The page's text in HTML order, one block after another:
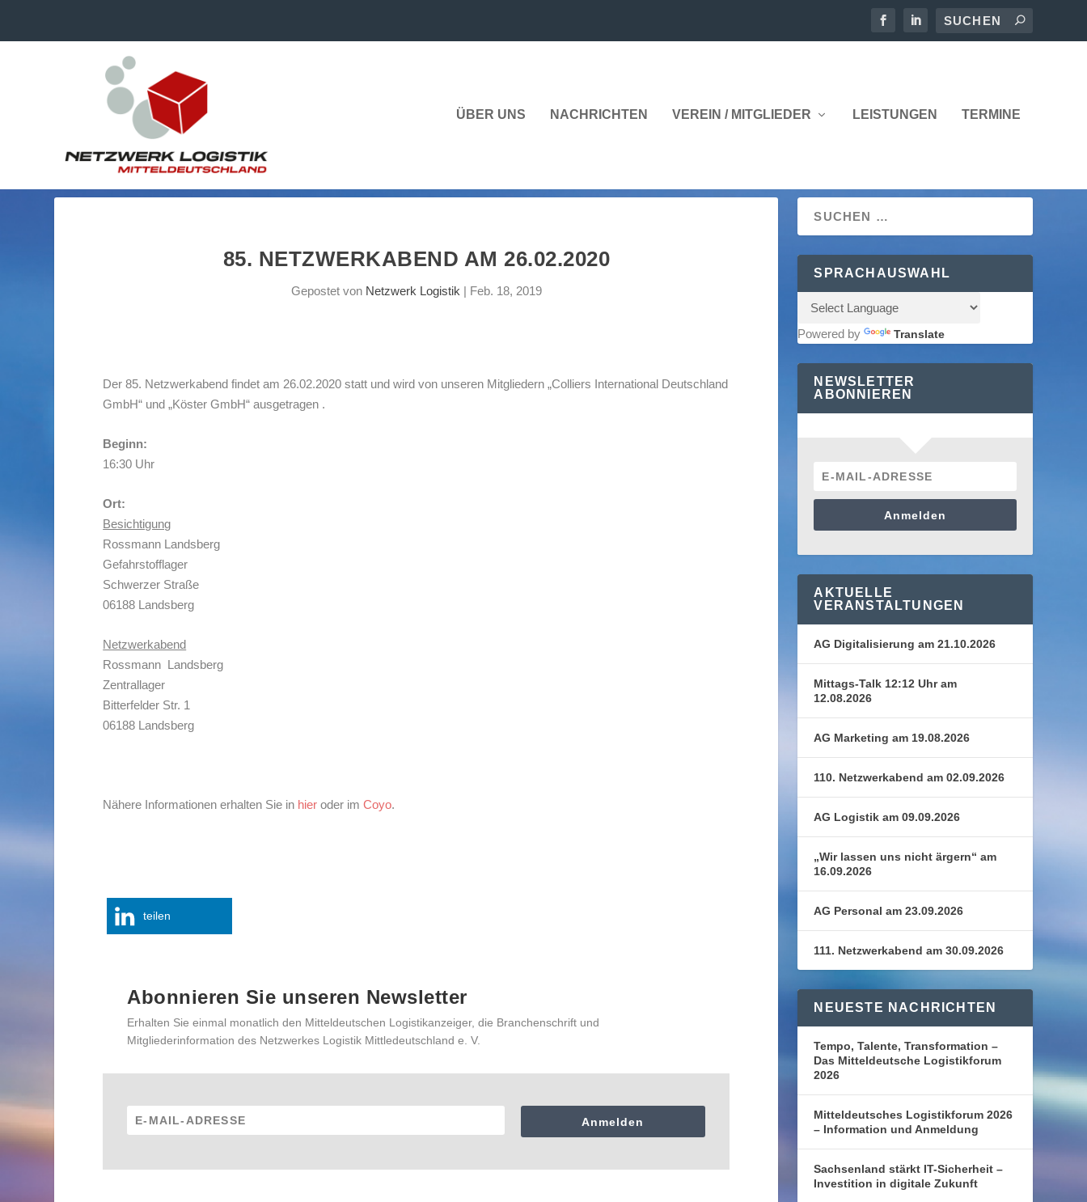
ÜBER UNS NACHRICHTEN VEREIN / MITGLIEDER LEISTUNGEN TERMINE
85. NETZWERKABEND AM 26.02.2020
Gepostet von Netzwerk Logistik | Feb. 18, 2019
Der 85. Netzwerkabend findet am 26.02.2020 statt und wird von unseren Mitgliedern „Colliers International Deutschland
GmbH“ und „Köster GmbH“ ausgetragen .
Beginn:
16:30 Uhr
Ort:
Besichtigung
Rossmann Landsberg
Gefahrstofflager
Schwerzer Straße
06188 Landsberg
Netzwerkabend
Rossmann Landsberg
Zentrallager
Bitterfelder Str. 1
06188 Landsberg
Nähere Informationen erhalten Sie in hier oder imCoyo.
teilen
Abonnieren Sie unseren Newsletter
Erhalten Sie einmal monatlich den Mitteldeutschen Logistikanzeiger, die Branchenschrift und
Mitgliederinformation des Netzwerkes Logistik Mittledeutschland e. V.
Anmelden
SPRACHAUSWAHL
Powered by Translate
NEWSLETTER
ABONNIEREN
Anmelden
AKTUELLE
VERANSTALTUNGEN
AG Digitalisierung am 21.10.2026
Mittags-Talk 12:12 Uhr am
12.08.2026
AG Marketing am 19.08.2026
110. Netzwerkabend am 02.09.2026
AG Logistik am 09.09.2026
„Wir lassen uns nicht ärgern“ am
16.09.2026
AG Personal am 23.09.2026
111. Netzwerkabend am 30.09.2026
NEUESTE NACHRICHTEN
Tempo, Talente, Transformation –
Das Mitteldeutsche Logistikforum
2026
Mitteldeutsches Logistikforum 2026
– Information und Anmeldung
Sachsenland stärkt IT-Sicherheit –
Investition in digitale Zukunft